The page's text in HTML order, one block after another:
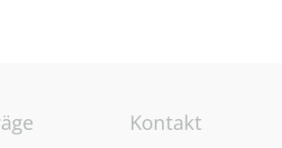
Kontakt